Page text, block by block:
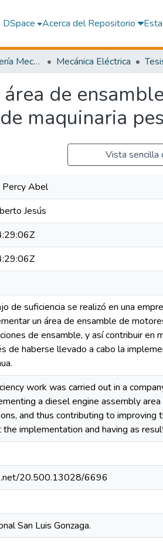
DSpace Acerca del Repositorio
Facultad de Ingeniería Mecánica Eléctrica y Electrónica Mecánica Eléctrica
de
maquinaria
Vista sencilla
Percy Abel
Jesús
de suficiencia se realizó en una
un área de ensamble de
de ensamble, y así contribuir en
de haberse llevado a cabo la
work was carried out in a
a diesel engine assembly
and thus contributing to
the implementation and having as
20.500.13028/6696
San Luis Gonzaga.